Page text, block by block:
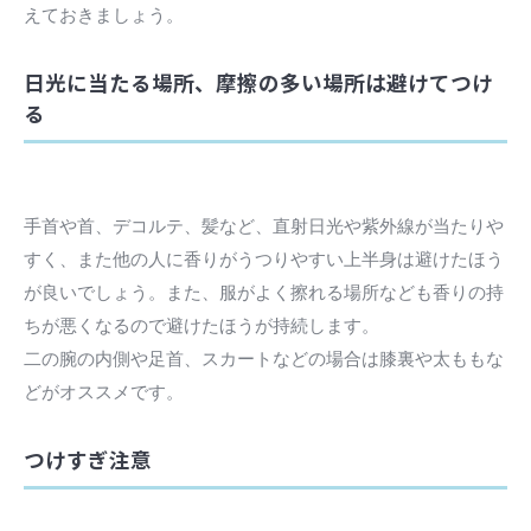
えておきましょう。
日光に当たる場所、摩擦の多い場所は避けてつけ
る
手首や首、デコルテ、髪など、直射日光や紫外線が当たりや
すく、また他の人に香りがうつりやすい上半身は避けたほう
が良いでしょう。また、服がよく擦れる場所なども香りの持
ちが悪くなるので避けたほうが持続します。
二の腕の内側や足首、スカートなどの場合は膝裏や太ももな
どがオススメです。
つけすぎ注意